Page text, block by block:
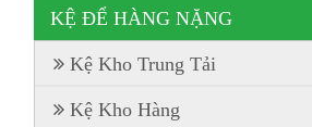
KỆ ĐỂ HÀNG NẶNG
Kệ Kho Trung Tải
Kệ Kho Hàng